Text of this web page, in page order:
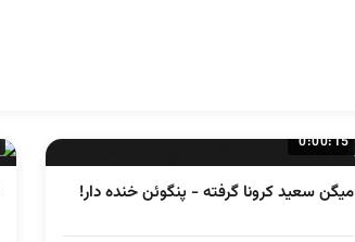
0:00:15
میگن سعید کرونا گرفته - پنگوئن خنده دار!